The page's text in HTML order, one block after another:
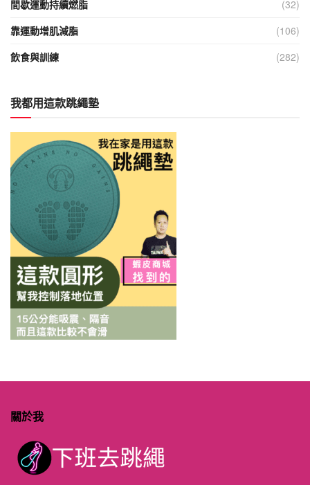
間歇運動持續燃脂
(32)
靠運動增肌減脂
(106)
飲食與訓練
(282)
我都用這款跳繩墊
關於我